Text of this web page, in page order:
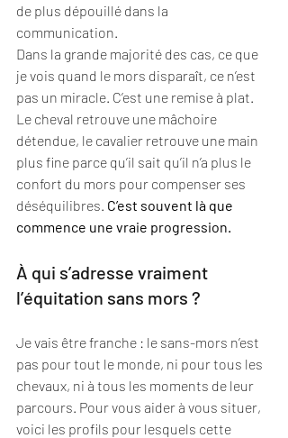
de plus dépouillé dans la
communication.
Dans la grande majorité des cas, ce que
je vois quand le mors disparaît, ce n’est
pas un miracle. C’est une remise à plat.
Le cheval retrouve une mâchoire
détendue, le cavalier retrouve une main
plus fine parce qu’il sait qu’il n’a plus le
confort du mors pour compenser ses
déséquilibres. C’est souvent là que
commence une vraie progression.
À qui s’adresse vraiment
l’équitation sans mors ?
Je vais être franche : le sans-mors n’est
pas pour tout le monde, ni pour tous les
chevaux, ni à tous les moments de leur
parcours. Pour vous aider à vous situer,
voici les profils pour lesquels cette